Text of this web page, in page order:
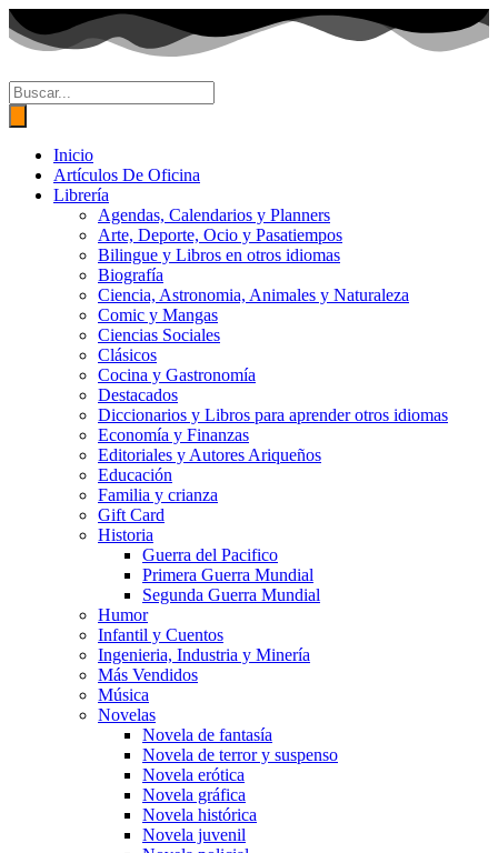
Ir
al
contenido
Búsqueda
de
productos
Inicio
Artículos De Oficina
Librería
Agendas, Calendarios y Planners
Arte, Deporte, Ocio y Pasatiempos
Bilingue y Libros en otros idiomas
Biografía
Ciencia, Astronomia, Animales y Naturaleza
Comic y Mangas
Ciencias Sociales
Clásicos
Cocina y Gastronomía
Destacados
Diccionarios y Libros para aprender otros idiomas
Economía y Finanzas
Editoriales y Autores Ariqueños
Educación
Familia y crianza
Gift Card
Historia
Guerra del Pacifico
Primera Guerra Mundial
Segunda Guerra Mundial
Humor
Infantil y Cuentos
Ingenieria, Industria y Minería
Más Vendidos
Música
Novelas
Novela de fantasía
Novela de terror y suspenso
Novela erótica
Novela gráfica
Novela histórica
Novela juvenil